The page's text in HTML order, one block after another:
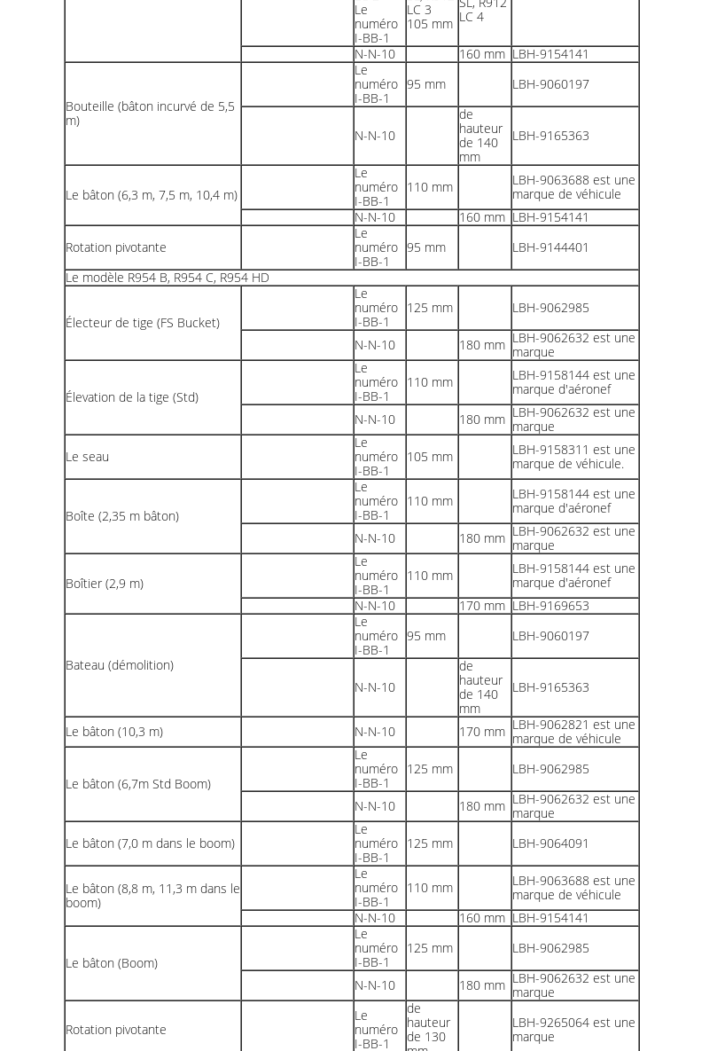
Le
numéro
I-BB-1
105 mm
N-N-10 160 mm LBH-9154141
Bouteille (bâton incurvé de 5,5
m)
Le
numéro
I-BB-1
95 mm LBH-9060197
N-N-10
de
hauteur
de 140
mm
LBH-9165363
Le bâton (6,3 m, 7,5 m, 10,4 m)
Le
numéro
I-BB-1
110 mm
LBH-9063688 est une
marque de véhicule
N-N-10
160 mm LBH-9154141
Rotation pivotante
Le
numéro
I-BB-1
95 mm
LBH-9144401
Le modèle R954 B, R954 C, R954 HD
Électeur de tige (FS Bucket)
Le
numéro
I-BB-1
125 mm LBH-9062985
N-N-10 180 mm LBH-9062632 est une
marque
Élevation de la tige (Std)
Le
numéro
I-BB-1
110 mm
LBH-9158144 est une
marque d'aéronef
N-N-10
180 mm LBH-9062632 est une
marque
Le seau
Le
numéro
I-BB-1
105 mm
LBH-9158311 est une
marque de véhicule.
Boîte (2,35 m bâton)
Le
numéro
I-BB-1
110 mm
LBH-9158144 est une
marque d'aéronef
N-N-10
180 mm LBH-9062632 est une
marque
Boîtier (2,9 m)
Le
numéro
I-BB-1
110 mm
LBH-9158144 est une
marque d'aéronef
N-N-10
170 mm LBH-9169653
Bateau (démolition)
Le
numéro
I-BB-1
95 mm LBH-9060197
N-N-10
de
hauteur
de 140
mm
LBH-9165363
Le bâton (10,3 m) N-N-10 170 mm LBH-9062821 est une
marque de véhicule
Le bâton (6,7m Std Boom)
Le
numéro
I-BB-1
125 mm LBH-9062985
N-N-10 180 mm LBH-9062632 est une
marque
Le bâton (7,0 m dans le boom)
Le
numéro
I-BB-1
125 mm LBH-9064091
Le bâton (8,8 m, 11,3 m dans le
boom)
Le
numéro
I-BB-1
110 mm
LBH-9063688 est une
marque de véhicule
N-N-10
160 mm LBH-9154141
Le bâton (Boom)
Le
numéro
I-BB-1
125 mm LBH-9062985
N-N-10 180 mm LBH-9062632 est une
marque
Rotation pivotante
Le
numéro
I-BB-1
de
hauteur
de 130
LBH-9265064 est une
marque